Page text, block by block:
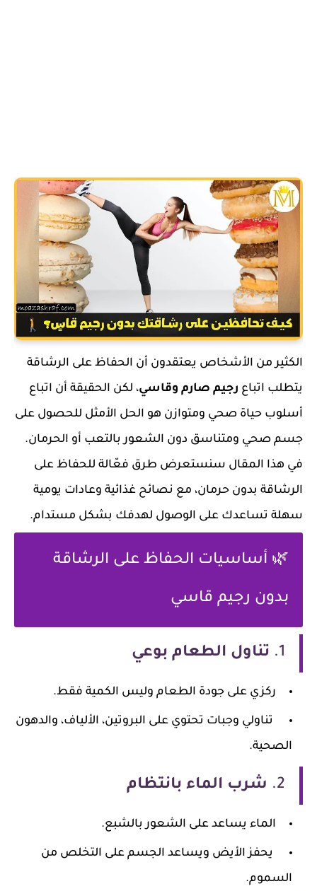
الكثير من الأشخاص يعتقدون أن الحفاظ على الرشاقة
يتطلب اتباع رجيم صارم وقاسي، لكن الحقيقة أن اتباع
أسلوب حياة صحي ومتوازن هو الحل الأمثل للحصول على
جسم صحي ومتناسق دون الشعور بالتعب أو الحرمان.
في هذا المقال سنستعرض طرق فعّالة للحفاظ على
الرشاقة بدون حرمان، مع نصائح غذائية وعادات يومية
سهلة تساعدك على الوصول لهدفك بشكل مستدام.
🌿 أساسيات الحفاظ على الرشاقة
بدون رجيم قاسي
1. تناول الطعام بوعي
ركزي على جودة الطعام وليس الكمية فقط.
تناولي وجبات تحتوي على البروتين، الألياف، والدهون
الصحية.
2. شرب الماء بانتظام
الماء يساعد على الشعور بالشبع.
يحفز الأيض ويساعد الجسم على التخلص من
السموم.